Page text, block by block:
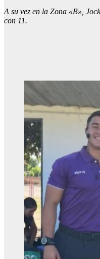
A su vez en la Zona «B»,
con 11.